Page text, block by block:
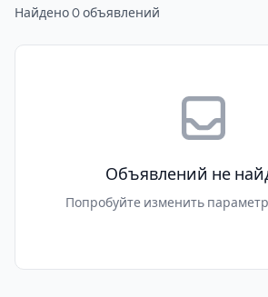
Найдено 0 объявлений
Объявлений не
Попробуйте изменить